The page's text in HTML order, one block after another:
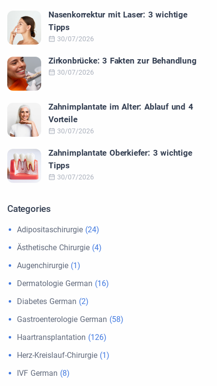
Nasenkorrektur mit Laser: 3 wichtige
Tipps
30/07/2026
Zirkonbrücke: 3 Fakten zur Behandlung
30/07/2026
Zahnimplantate im Alter: Ablauf und 4
Vorteile
30/07/2026
Zahnimplantate Oberkiefer: 3 wichtige
Tipps
30/07/2026
Categories
Adipositaschirurgie (24)
Ästhetische Chirurgie (4)
Augenchirurgie (1)
Dermatologie German (16)
Diabetes German (2)
Gastroenterologie German (58)
Haartransplantation (126)
Herz-Kreislauf-Chirurgie (1)
IVF German (8)